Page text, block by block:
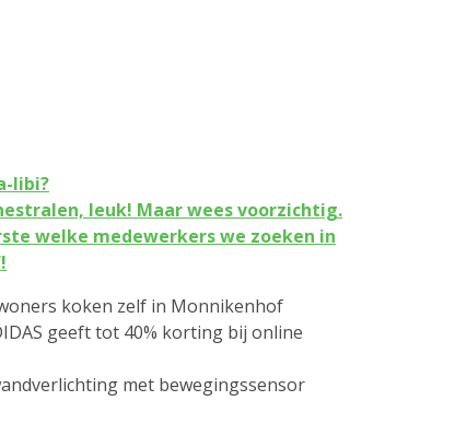
libi?
leuk! Maar wees voorzichtig.
welke medewerkers we zoeken in
!
koken zelf in Monnikenhof
geeft tot 40% korting bij online
met bewegingssensor